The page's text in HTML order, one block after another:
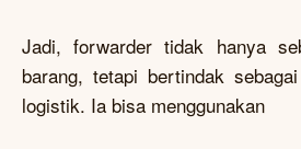
Jadi, forwarder tidak hanya
barang, tetapi bertindak
logistik. Ia bisa menggunakan